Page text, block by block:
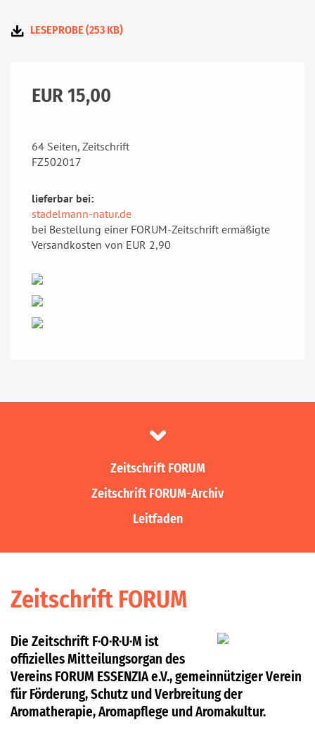
LESEPROBE (253 KB)
EUR 15,00
64 Seiten, Zeitschrift
FZ502017
lieferbar bei:
stadelmann-natur.de
bei Bestellung einer FORUM-Zeitschrift ermäßigte
Versandkosten von EUR 2,90
Zeitschrift FORUM
Zeitschrift FORUM-Archiv
Leitfaden
Zeitschrift FORUM
Die Zeitschrift F·O·R·U·M ist
offizielles Mitteilungsorgan des
Vereins FORUM ESSENZIA e.V., gemeinnütziger Verein
für Förderung, Schutz und Verbreitung der
Aromatherapie, Aromapflege und Aromakultur.